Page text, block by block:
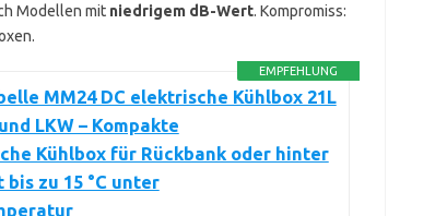
Modellen mit niedrigem dB-Wert. Kompromiss:
EMPFEHLUNG
MM24 DC elektrische Kühlbox 21L
LKW – Kompakte
Kühlbox für Rückbank oder hinter
bis zu 15 °C unter